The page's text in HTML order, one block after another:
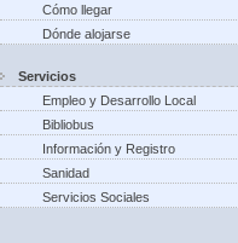
Cómo llegar
Dónde alojarse
Servicios
Empleo y Desarrollo Local
Bibliobus
Información y Registro
Sanidad
Servicios Sociales